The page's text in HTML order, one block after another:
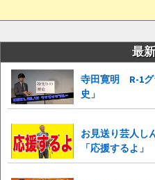
最
寺田寛明 R-1グ
史」
お見送り芸人
「応援するよ」